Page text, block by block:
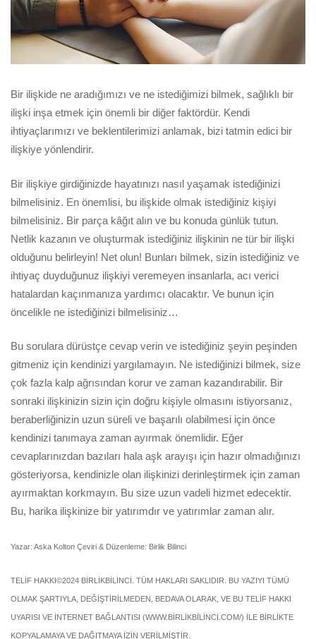
Bir ilişkide ne aradığımızı ve ne istediğimizi bilmek, sağlıklı bir
ilişki inşa etmek için önemli bir diğer faktördür. Kendi
ihtiyaçlarımızı ve beklentilerimizi anlamak, bizi tatmin edici bir
ilişkiye yönlendirir.
Bir ilişkiye girdiğinizde hayatınızı nasıl yaşamak istediğinizi
bilmelisiniz. En önemlisi, bu ilişkide olmak istediğiniz kişiyi
bilmelisiniz. Bir parça kâğıt alın ve bu konuda günlük tutun.
Netlik kazanın ve oluşturmak istediğiniz ilişkinin ne tür bir ilişki
olduğunu belirleyin! Net olun! Bunları bilmek, sizin istediğiniz ve
ihtiyaç duyduğunuz ilişkiyi veremeyen insanlarla, acı verici
hatalardan kaçınmanıza yardımcı olacaktır. Ve bunun için
öncelikle ne istediğinizi bilmelisiniz…
Bu sorulara dürüstçe cevap verin ve istediğiniz şeyin peşinden
gitmeniz için kendinizi yargılamayın. Ne istediğinizi bilmek, size
çok fazla kalp ağrısından korur ve zaman kazandırabilir. Bir
sonraki ilişkinizin sizin için doğru kişiyle olmasını istiyorsanız,
beraberliğinizin uzun süreli ve başarılı olabilmesi için önce
kendinizi tanımaya zaman ayırmak önemlidir. Eğer
cevaplarınızdan bazıları hala aşk arayışı için hazır olmadığınızı
gösteriyorsa, kendinizle olan ilişkinizi derinleştirmek için zaman
ayırmaktan korkmayın. Bu size uzun vadeli hizmet edecektir.
Bu, harika ilişkinize bir yatırımdır ve yatırımlar zaman alır.
Yazar: Aska Kolton Çeviri & Düzenleme: Birlik Bilinci
TELİF HAKKI©2024 BİRLİKBİLİNCİ. TÜM HAKLARI SAKLIDIR. BU YAZIYI TÜMÜ
OLMAK ŞARTIYLA, DEĞİŞTİRİLMEDEN, BEDAVA OLARAK, VE BU TELİF HAKKI
UYARISI VE İNTERNET BAĞLANTISI (WWW.BİRLİKBİLİNCİ.COM/) İLE BİRLİKTE
KOPYALAMAYA VE DAĞITMAYA İZİN VERİLMİŞTİR.